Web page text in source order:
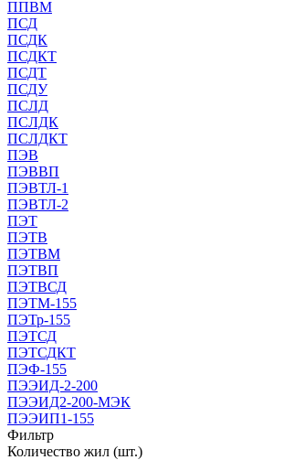
ППВМ
ПСД
ПСДК
ПСДКТ
ПСДТ
ПСДУ
ПСЛД
ПСЛДК
ПСЛДКТ
ПЭВ
ПЭВВП
ПЭВТЛ-1
ПЭВТЛ-2
ПЭТ
ПЭТВ
ПЭТВМ
ПЭТВП
ПЭТВСД
ПЭТМ-155
ПЭТр-155
ПЭТСД
ПЭТСДКТ
ПЭФ-155
ПЭЭИД-2-200
ПЭЭИД2-200-МЭК
ПЭЭИП1-155
Фильтр
Количество жил (шт.)